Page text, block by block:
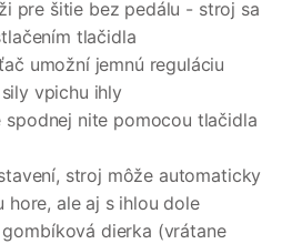
pre šitie bez pedálu - stroj sa
tlačidla
umožní jemnú reguláciu
vpichu ihly
nite pomocou tlačidla
stroj môže automaticky
hore, ale aj s ihlou dole
dierka (vrátane